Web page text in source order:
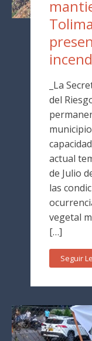
_La
del
actual
de Julio
las
vegetal
[…]
Seguir